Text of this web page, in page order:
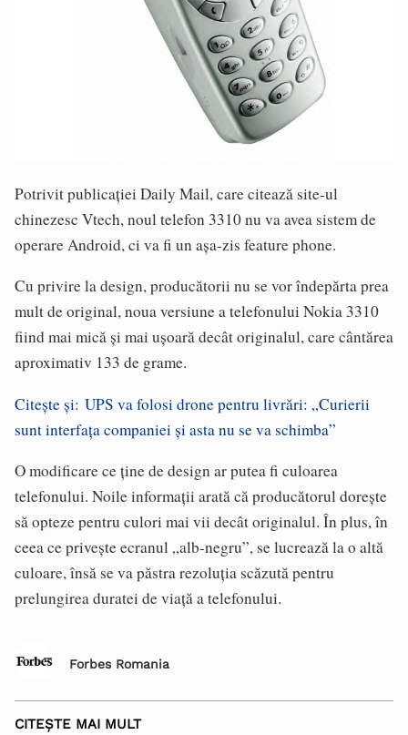
Potrivit publicaţiei Daily Mail, care citează site-ul
chinezesc Vtech, noul telefon 3310 nu va avea sistem de
operare Android, ci va fi un aşa-zis feature phone.
Cu privire la design, producătorii nu se vor îndepărta prea
mult de original, noua versiune a telefonului Nokia 3310
fiind mai mică şi mai uşoară decât originalul, care cântărea
aproximativ 133 de grame.
Citește și: UPS va folosi drone pentru livrări: „Curierii
sunt interfața companiei și asta nu se va schimba”
O modificare ce ţine de design ar putea fi culoarea
telefonului. Noile informaţii arată că producătorul doreşte
să opteze pentru culori mai vii decât originalul. În plus, în
ceea ce priveşte ecranul „alb-negru”, se lucrează la o altă
culoare, însă se va păstra rezoluţia scăzută pentru
prelungirea duratei de viaţă a telefonului.
Forbes Romania
CITEȘTE MAI MULT